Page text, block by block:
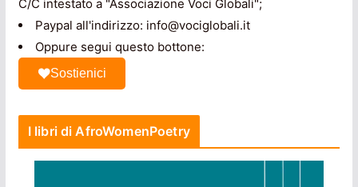
C/C intestato a "Associazione Voci Globali";
Paypal all'indirizzo: info@vociglobali.it
Oppure segui questo bottone:
Sostienici
I libri di AfroWomenPoetry